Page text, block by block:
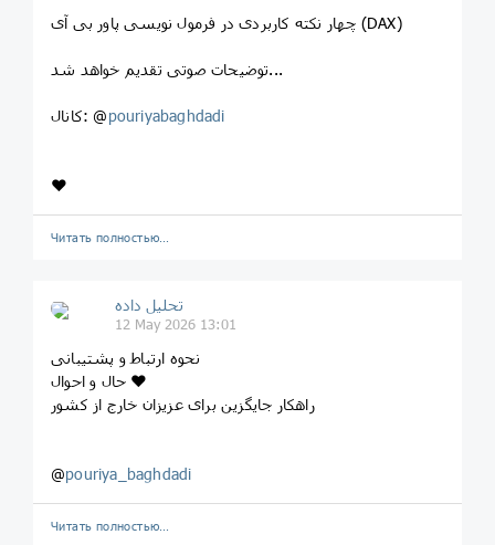
چهار نکته کاربردی در فرمول نویسی پاور بی آی (DAX)
توضیحات صوتی تقدیم خواهد شد...
کانال: @pouriyabaghdadi
❤️
Читать полностью…
تحلیل داده
12 May 2026 13:01
نحوه ارتباط و پشتیبانی
حال و احوال ❤️
راهکار جایگزین برای عزیزان خارج از کشور
@pouriya_baghdadi
Читать полностью…